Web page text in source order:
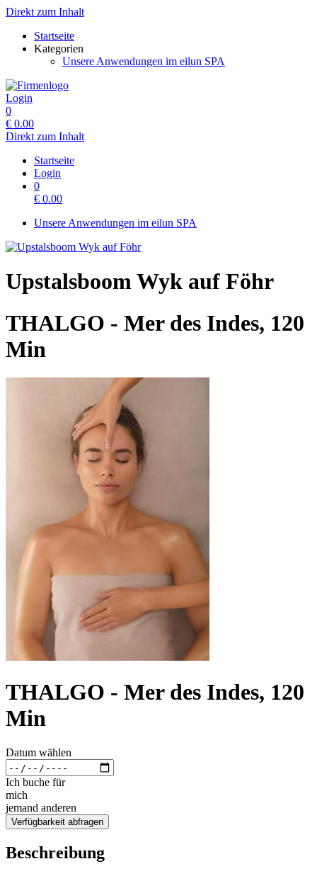
Direkt zum Inhalt
Startseite
Kategorien
Unsere Anwendungen im eilun SPA
Login
0
€ 0.00
Direkt zum Inhalt
Startseite
Login
0
€ 0.00
Unsere Anwendungen im eilun SPA
Upstalsboom Wyk auf Föhr
THALGO - Mer des Indes, 120
Min
THALGO - Mer des Indes, 120
Min
Datum wählen
Ich buche für
mich
jemand anderen
Verfügbarkeit abfragen
Beschreibung